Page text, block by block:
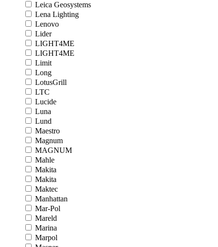
Leica Geosystems
Lena Lighting
Lenovo
Lider
LIGHT4ME
LIGHT4ME
Limit
Long
LotusGrill
LTC
Lucide
Luna
Lund
Maestro
Magnum
MAGNUM
Mahle
Makita
Makita
Maktec
Manhattan
Mar-Pol
Mareld
Marina
Marpol